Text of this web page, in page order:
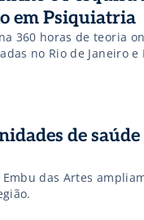
em Psiquiatria
360 horas de teoria
no Rio de Janeiro e
de
das Artes